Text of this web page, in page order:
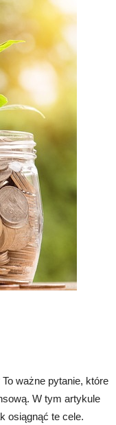
ważne pytanie, które
W tym artykule
osiągnąć te cele.